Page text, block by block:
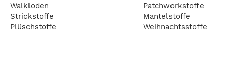
Walkloden
Strickstoffe
Plüschstoffe
Patchworkstoffe
Mantelstoffe
Weihnachtsstoffe